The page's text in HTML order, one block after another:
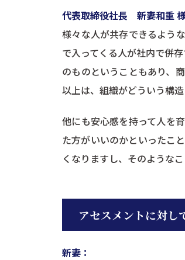
代表取締役社長 新妻和重
様々な人が共存できるよう
で入ってくる人が社内で併
のものということもあり、
以上は、組織がどういう構
他にも安心感を持って人を
た方がいいのかといったこ
くなりますし、そのような
アセスメントに対し
新妻：